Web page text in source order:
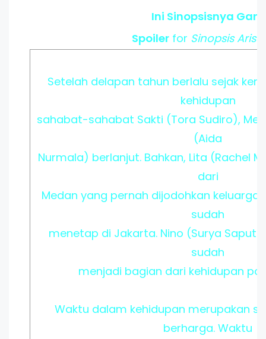
Ini Sinopsisnya Gan!
Spoilerfor Sinopsis
Setelah delapan tahun berlalu sejak
kehidupan
sahabat-sahabat Sakti (Tora Sudiro),
(Aida
Nurmala) berlanjut. Bahkan, Lita (Rachel
dari
Medan yang pernah dijodohkan
sudah
menetap di Jakarta. Nino (Surya
sudah
menjadi bagian dari kehidupan
Waktu dalam kehidupan merupakan
berharga. Waktu